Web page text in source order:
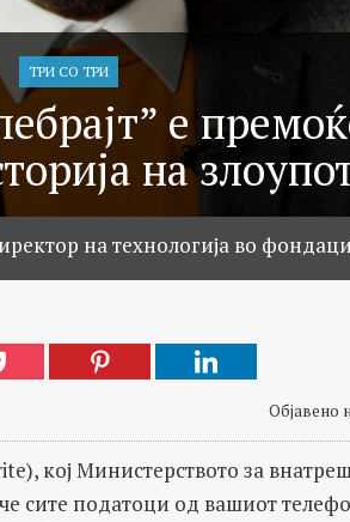
ТРИ СО ТРИ
е
на
на технологија во
Објавено
кој Министерството за
сите податоци од вашиот